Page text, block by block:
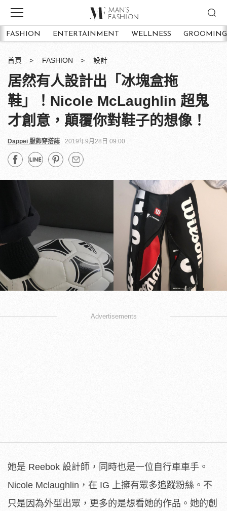
FASHION ENTERTAINMENT WELLNESS GROOMING
首頁 FASHION 設計
居然有人設計出「冰塊盒拖
鞋」！Nicole McLaughlin 超鬼
才創意，顛覆你對鞋子的想像！
Dappei 服飾穿搭誌 2019年9月28日 09:00
Advertisements
她是 Reebok 設計師，同時也是一位自行車車手。
Nicole Mclaughlin，在 IG 上擁有眾多追蹤粉絲。不
只是因為外型出眾，更多的是想看她的作品。她的創